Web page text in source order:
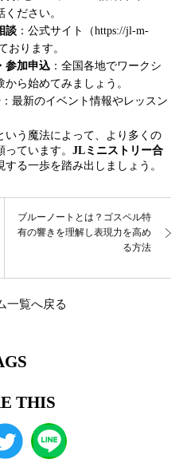
ださい。
談 ：公式サイト（https://jl-m-
おります。
参加申込 ：全国各地でワークシ
ら始めてみましょう。
：最新のイベント情報やレッスン
いう魔法によって、より多くの
ています。 JLミニストリー合
る一歩を踏み出しましょう。
ブルーノートとは？ゴスペル特
有の響きを理解し表現力を高め
る方法
一覧へ戻る
THIS